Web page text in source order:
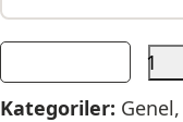
Kategoriler: Genel,